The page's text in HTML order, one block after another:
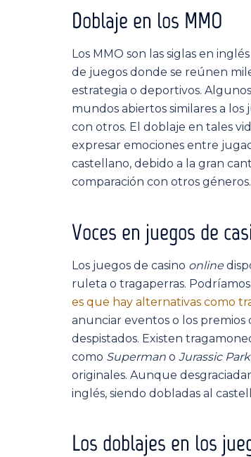
Doblaje en los MMO
Los MMO son las siglas en
de juegos donde se reúnen
estrategia o deportivos.
mundos abiertos similares a
con otros. El doblaje en tales
expresar emociones entre
castellano, debido a la gran
comparación con otros géneros.
Voces en juegos de
Los juegos de casino online
ruleta o tragaperras.
es que hay alternativas como
anunciar eventos o los premios
despistados. Existen
como Superman o Jurassic Park
originales. Aunque
inglés, siendo dobladas al
Los doblajes en los